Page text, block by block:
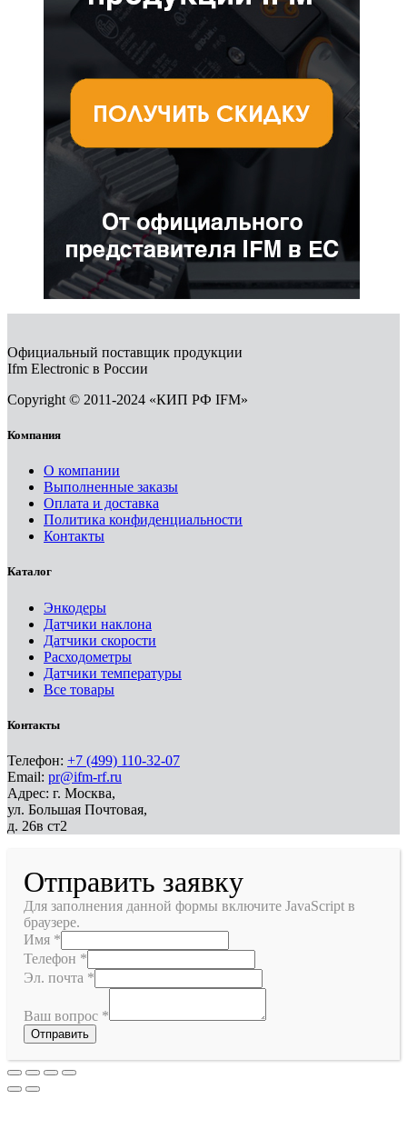
Официальный поставщик продукции
Ifm Electronic в России
Copyright © 2011-2024 «КИП РФ IFM»
Компания
О компании
Выполненные заказы
Оплата и доставка
Политика конфиденциальности
Контакты
Каталог
Энкодеры
Датчики наклона
Датчики скорости
Расходометры
Датчики температуры
Все товары
Контакты
Телефон: +7 (499) 110-32-07
Email: pr@ifm-rf.ru
Адрес: г. Москва,
ул. Большая Почтовая,
д. 26в ст2
Отправить заявку
Для заполнения данной формы включите JavaScript в
браузере.
Имя *
Телефон *
Эл. почта *
Ваш вопрос *
Отправить